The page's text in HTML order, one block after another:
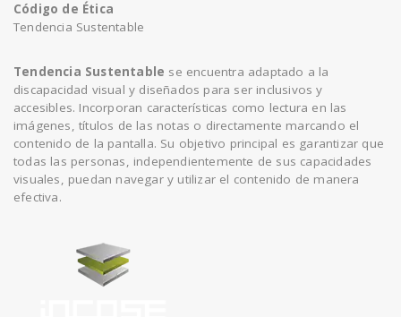
Código de Ética
Tendencia Sustentable
Tendencia Sustentable se encuentra adaptado a la
discapacidad visual y diseñados para ser inclusivos y
accesibles. Incorporan características como lectura en las
imágenes, títulos de las notas o directamente marcando el
contenido de la pantalla. Su objetivo principal es garantizar que
todas las personas, independientemente de sus capacidades
visuales, puedan navegar y utilizar el contenido de manera
efectiva.